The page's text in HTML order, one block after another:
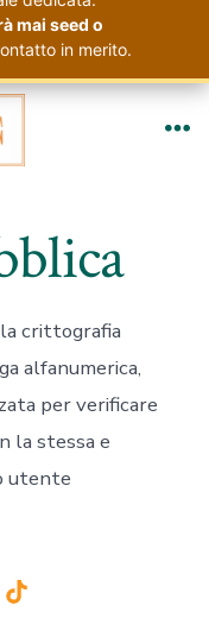
mai seed o
in merito.
crittografia
alfanumerica,
per verificare
la stessa e
utente
Apri